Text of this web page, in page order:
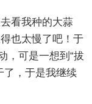
看我种的大蒜
也太慢了吧！于
，可是一想到“拔
了，于是我继续